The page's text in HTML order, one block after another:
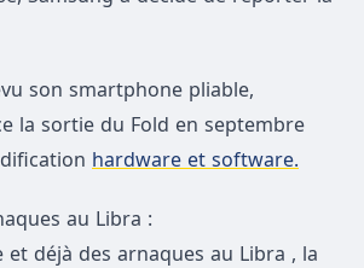
son smartphone pliable,
la sortie du Fold en septembre
hardware et software.
au Libra :
et déjà des arnaques au Libra , la